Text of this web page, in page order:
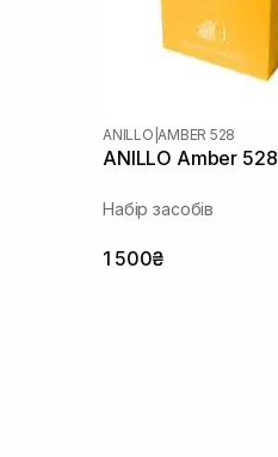
ANILLO AMBER 528
ANILLO Amber 528
Набір засобів
1 500₴